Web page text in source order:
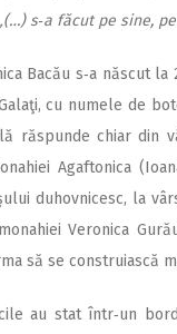
s‑a făcut pe sine,
Bacău s‑a născut
cu numele de
răspunde chiar din
Agaftonica
duhovnicesc, la
Veronica
să se construiască
au stat într‑un